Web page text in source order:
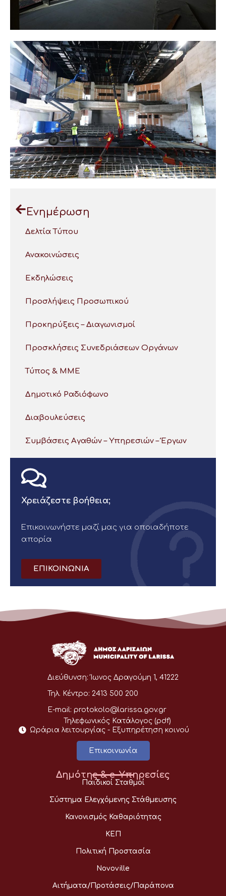
Ενημέρωση
Δελτία Τύπου
Ανακοινώσεις
Εκδηλώσεις
Προσλήψεις Προσωπικού
Προκηρύξεις – Διαγωνισμοί
Προσκλήσεις Συνεδριάσεων Οργάνων
Τύπος & ΜΜΕ
Δημοτικό Ραδιόφωνο
Διαβουλεύσεις
Συμβάσεις Αγαθών – Υπηρεσιών – Έργων
Χρειάζεστε βοήθεια;
Επικοινωνήστε μαζί μας για οποιαδήποτε
απορία
ΕΠΙΚΟΙΝΩΝΙΑ
Διεύθυνση: Ίωνος Δραγούμη 1, 41222
Τηλ. Κέντρο: 2413 500 200
E-mail: protokolo@larissa.gov.gr
Τηλεφωνικός Κατάλογος (pdf)
Ωράρια λειτουργίας - Eξυπηρέτηση κοινού
Επικοινωνία
Δημότης & e-Υπηρεσίες
Παιδικοί Σταθμοί
Σύστημα Ελεγχόμενης Στάθμευσης
Κανονισμός Καθαριότητας
ΚΕΠ
Πολιτική Προστασία
Novoville
Αιτήματα/Προτάσεις/Παράπονα